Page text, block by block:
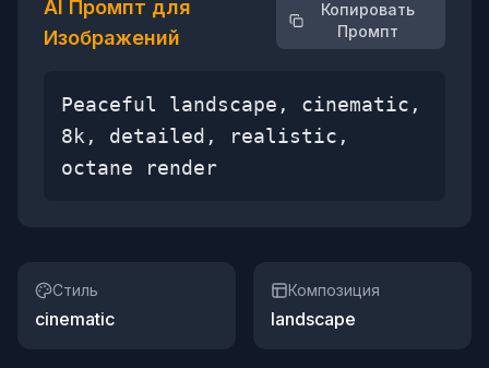
AI Промпт для
Изображений
Копировать
Промпт
Peaceful landscape, cinematic,
8k, detailed, realistic,
octane render
Стиль
cinematic
Композиция
landscape